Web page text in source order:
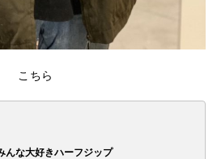
こちら
んな大好きハーフジップ